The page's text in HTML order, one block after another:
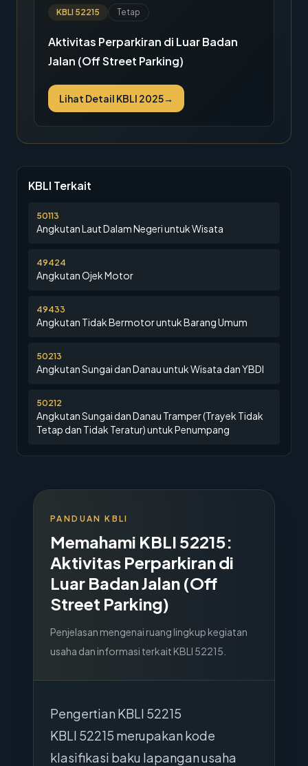
KBLI 52215 Tetap
Aktivitas Perparkiran di Luar Badan
Jalan (Off Street Parking)
Lihat Detail KBLI 2025→
KBLI Terkait
50113
Angkutan Laut Dalam Negeri untuk Wisata
49424
Angkutan Ojek Motor
49433
Angkutan Tidak Bermotor untuk Barang Umum
50213
Angkutan Sungai dan Danau untuk Wisata dan YBDI
50212
Angkutan Sungai dan Danau Tramper (Trayek Tidak
Tetap dan Tidak Teratur) untuk Penumpang
PANDUAN KBLI
Memahami KBLI 52215:
Aktivitas Perparkiran di
Luar Badan Jalan (Off
Street Parking)
Penjelasan mengenai ruang lingkup kegiatan
usaha dan informasi terkait KBLI 52215
Pengertian KBLI 52215
KBLI 52215 merupakan kode
klasifikasi baku lapangan usaha